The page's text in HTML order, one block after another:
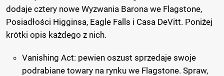
dodaje cztery nowe Wyzwania Barona we Flagstone,
Posiadłości Higginsa, Eagle Falls i Casa DeVitt. Poniżej
krótki opis każdego z nich.
Vanishing Act: pewien oszust sprzedaje swoje
podrabiane towary na rynku we Flagstone. Spraw,